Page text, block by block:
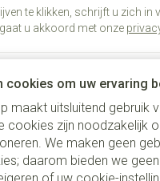
cookies om uw ervaring
maakt uitsluitend gebruik
cookies zijn noodzakelijk
We maken geen
daarom bieden we
te klikken, schrijft u zich in
u akkoord met onze